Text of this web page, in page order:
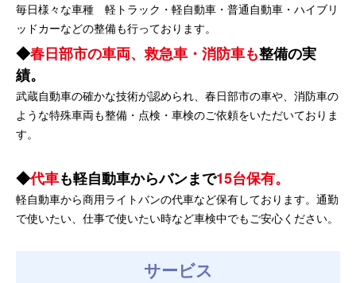
毎日様々な車種 軽トラック・軽自動車・普通自動車・ハイブリ
ッドカーなどの整備も行っております。
春日部市の車両、救急車・消防車も整備の実
績。
武蔵自動車の確かな技術が認められ、春日部市の車や、消防車の
ような特殊車両も整備・点検・車検のご依頼をいただいておりま
す。
代車も軽自動車からバンまで15台保有。
軽自動車から商用ライトバンの代車など保有しております。通勤
で使いたい、仕事で使いたい時など車検中でもご安心ください。
サービス